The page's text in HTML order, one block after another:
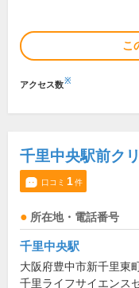
こ
アクセス数※
千里中央駅前ク
口コミ 1件
所在地・電話番号
千里中央駅
大阪府豊中市新千里東
千里ライフサイエンス